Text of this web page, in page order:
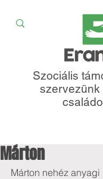
Szociális
szervezünk
Márton
Márton nehéz